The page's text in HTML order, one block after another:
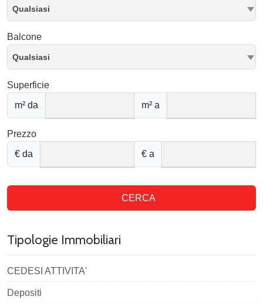
Qualsiasi
Balcone
Qualsiasi
Superficie
m² da
m² a
Prezzo
€ da
€ a
CERCA
Tipologie Immobiliari
CEDESI ATTIVITA'
Depositi